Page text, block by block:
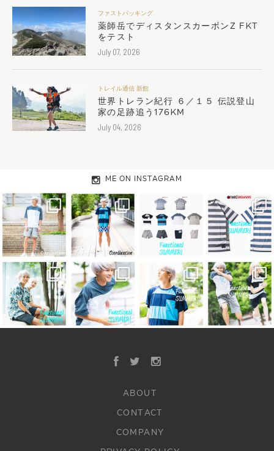
ファストパッキング
薬師岳でディスタンスカーボンZ FKT
をテスト
July 07, 2026
トレイル通信 新館
世界トレラン紀行 ６／１５ 伝説登山
家の足跡追う176KM
July 04, 2026
ME ON INSTAGRAM
ABOUT
CONTACT
COMPANY